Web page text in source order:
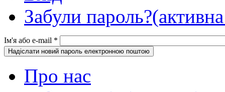
Забули пароль?
Ім'я або e-mail *
Про нас